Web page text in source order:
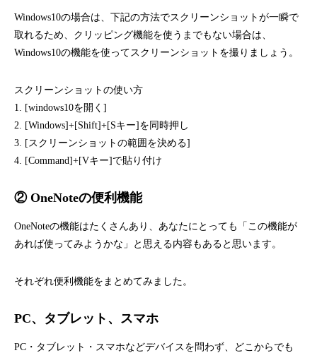
Windows10の場合は、下記の方法でスクリーンショットが一瞬で
取れるため、クリッピング機能を使うまでもない場合は、
Windows10の機能を使ってスクリーンショットを撮りましょう。
スクリーンショットの使い方
1. [windows10を開く]
2. [Windows]+[Shift]+[Sキー]を同時押し
3. [スクリーンショットの範囲を決める]
4. [Command]+[Vキー]で貼り付け
② OneNoteの便利機能
OneNoteの機能はたくさんあり、あなたにとっても「この機能が
あれば使ってみようかな」と思える内容もあると思います。
それぞれ便利機能をまとめてみました。
PC、タブレット、スマホ
PC・タブレット・スマホなどデバイスを問わず、どこからでも